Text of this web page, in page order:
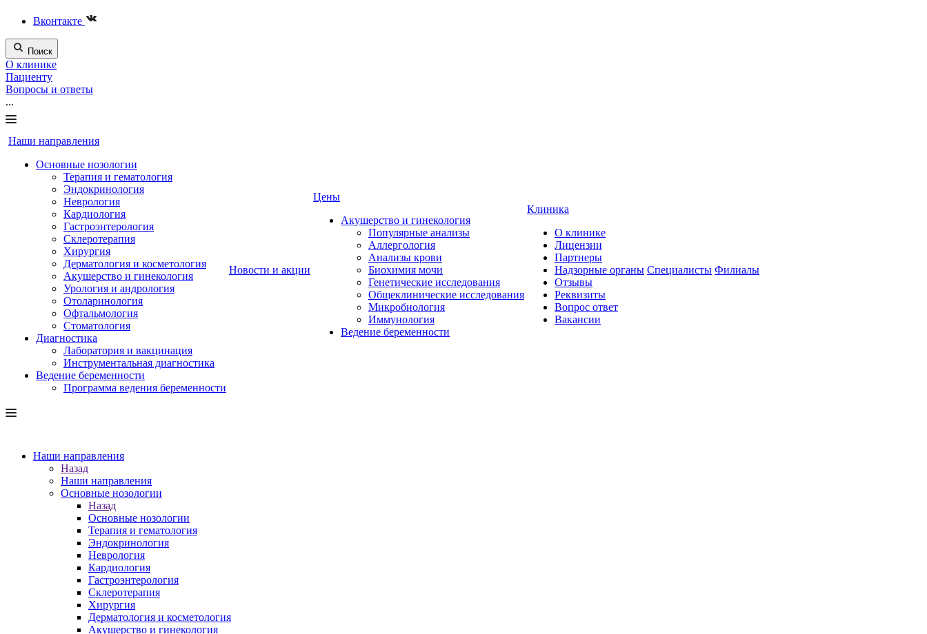
Вконтакте
Поиск
О клинике
Пациенту
Вопросы и ответы
...
Наши направления
Основные нозологии
Терапия и гематология
Эндокринология
Неврология
Кардиология
Гастроэнтерология
Склеротерапия
Хирургия
Дерматология и косметология
Акушерство и гинекология
Урология и андрология
Отоларинология
Офтальмология
Стоматология
Диагностика
Лаборатория и вакцинация
Инструментальная диагностика
Ведение беременности
Программа ведения беременности
Новости и акции
Цены
Акушерство и гинекология
Популярные анализы
Аллергология
Анализы крови
Биохимия мочи
Генетические исследования
Общеклинические исследования
Микробиология
Иммунология
Ведение беременности
Клиника
О клинике
Лицензии
Партнеры
Надзорные органы
Отзывы
Реквизиты
Вопрос ответ
Вакансии
Специалисты Филиалы
Наши направления
Назад
Наши направления
Основные нозологии
Назад
Основные нозологии
Терапия и гематология
Эндокринология
Неврология
Кардиология
Гастроэнтерология
Склеротерапия
Хирургия
Дерматология и косметология
Акушерство и гинекология